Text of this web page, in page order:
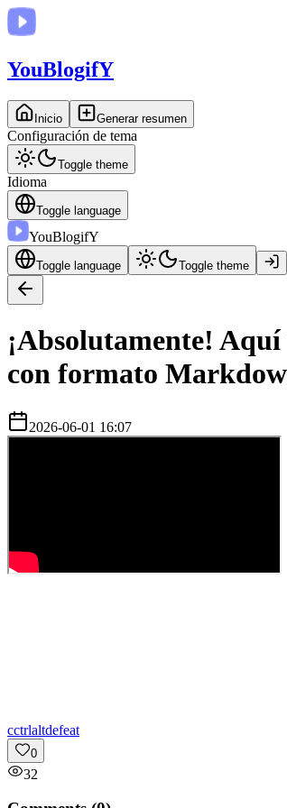
YouBlogifY
Inicio Generar resumen
Configuración de tema
Toggle theme
Idioma
Toggle language
YouBlogifY
Toggle language Toggle theme
¡Absolutamente!
con formato
2026-06-01 16:07
cctrlaltdefeat
0
32